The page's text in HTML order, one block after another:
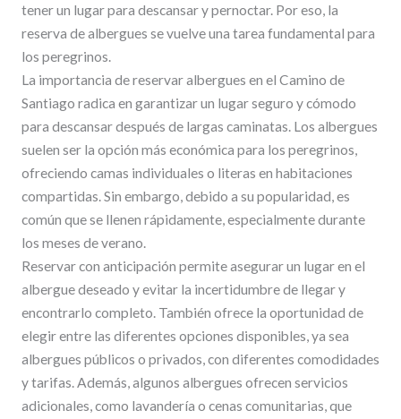
tener un lugar para descansar y pernoctar. Por eso, la
reserva de albergues se vuelve una tarea fundamental para
los peregrinos.
La importancia de reservar albergues en el Camino de
Santiago radica en garantizar un lugar seguro y cómodo
para descansar después de largas caminatas. Los albergues
suelen ser la opción más económica para los peregrinos,
ofreciendo camas individuales o literas en habitaciones
compartidas. Sin embargo, debido a su popularidad, es
común que se llenen rápidamente, especialmente durante
los meses de verano.
Reservar con anticipación permite asegurar un lugar en el
albergue deseado y evitar la incertidumbre de llegar y
encontrarlo completo. También ofrece la oportunidad de
elegir entre las diferentes opciones disponibles, ya sea
albergues públicos o privados, con diferentes comodidades
y tarifas. Además, algunos albergues ofrecen servicios
adicionales, como lavandería o cenas comunitarias, que